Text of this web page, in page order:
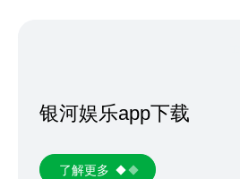
银河娱乐app下载
了解更多